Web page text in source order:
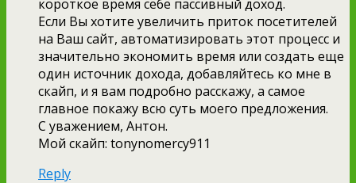
короткое время себе пассивный доход.
Если Вы хотите увеличить приток посетителей
на Ваш сайт, автоматизировать этот процесс и
значительно экономить время или создать еще
один источник дохода, добавляйтесь ко мне в
скайп, и я вам подробно расскажу, а самое
главное покажу всю суть моего предложения.
С уважением, Антон.
Мой скайп: tonynomercy911
Reply